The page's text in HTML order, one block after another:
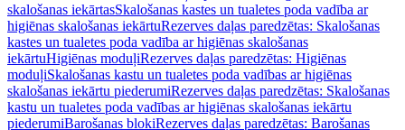
skalošanas iekārtasSkalošanas kastes un tualetes poda vadība ar
higiēnas skalošanas iekārtuRezerves daļas paredzētas: Skalošanas
kastes un tualetes poda vadība ar higiēnas skalošanas
iekārtuHigiēnas moduļiRezerves daļas paredzētas: Higiēnas
moduļiSkalošanas kastu un tualetes poda vadības ar higiēnas
skalošanas iekārtu piederumiRezerves daļas paredzētas: Skalošanas
kastu un tualetes poda vadības ar higiēnas skalošanas iekārtu
piederumiBarošanas blokiRezerves daļas paredzētas: Barošanas